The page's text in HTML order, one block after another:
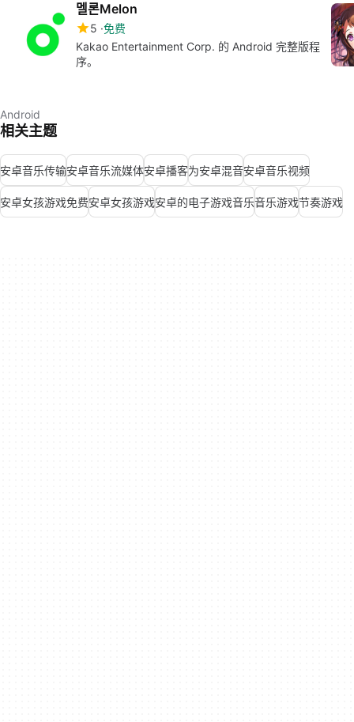
멜론Melon
5 免费
Kakao Entertainment Corp. 的 Android 完整版程
序。
Android
相关主题
安卓音乐传输安卓音乐流媒体安卓播客为安卓混音安卓音乐视频
安卓女孩游戏免费安卓女孩游戏安卓的电子游戏音乐音乐游戏节奏游戏